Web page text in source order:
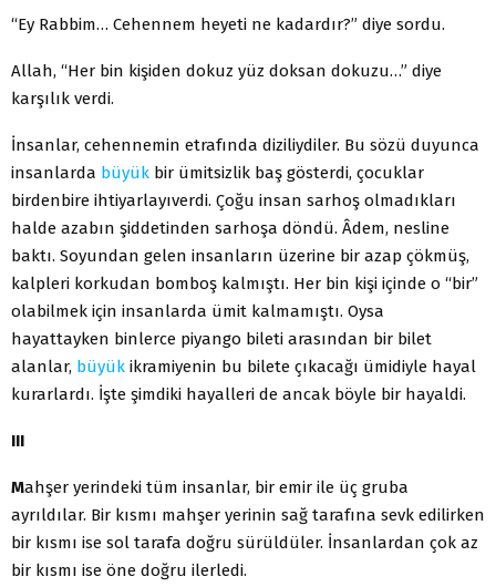
“Ey Rabbim… Cehennem heyeti ne kadardır?” diye sordu.
Allah, “Her bin kişiden dokuz yüz doksan dokuzu…” diye
karşılık verdi.
İnsanlar, cehennemin etrafında diziliydiler. Bu sözü duyunca
insanlarda büyük bir ümitsizlik baş gösterdi, çocuklar
birdenbire ihtiyarlayıverdi. Çoğu insan sarhoş olmadıkları
halde azabın şiddetinden sarhoşa döndü. Âdem, nesline
baktı. Soyundan gelen insanların üzerine bir azap çökmüş,
kalpleri korkudan bomboş kalmıştı. Her bin kişi içinde o “bir”
olabilmek için insanlarda ümit kalmamıştı. Oysa
hayattayken binlerce piyango bileti arasından bir bilet
alanlar, büyük ikramiyenin bu bilete çıkacağı ümidiyle hayal
kurarlardı. İşte şimdiki hayalleri de ancak böyle bir hayaldi.
III
Mahşer yerindeki tüm insanlar, bir emir ile üç gruba
ayrıldılar. Bir kısmı mahşer yerinin sağ tarafına sevk edilirken
bir kısmı ise sol tarafa doğru sürüldüler. İnsanlardan çok az
bir kısmı ise öne doğru ilerledi.